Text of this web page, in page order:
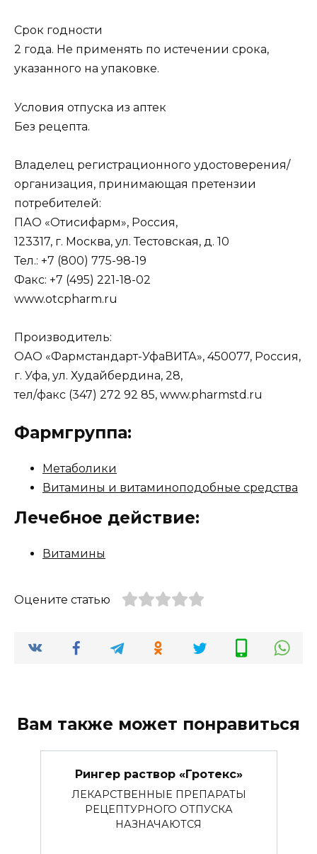
Срок годности
2 года. Не применять по истечении срока,
указанного на упаковке.
Условия отпуска из аптек
Без рецепта.
Владелец регистрационного удостоверения/
организация, принимающая претензии
потребителей:
ПАО «Отисифарм», Россия,
123317, г. Москва, ул. Тестовская, д. 10
Тел.: +7 (800) 775-98-19
Факс: +7 (495) 221-18-02
www.otcpharm.ru
Производитель:
ОАО «Фармстандарт-УфаВИТА», 450077, Россия,
г. Уфа, ул. Худайбердина, 28,
тел/факс (347) 272 92 85, www.pharmstd.ru
Фармгруппа:
Метаболики
Витамины и витаминоподобные средства
Лечебное действие:
Витамины
Оцените статью
Вам также может понравиться
Рингер раствор «Гротекс»
ЛЕКАРСТВЕННЫЕ ПРЕПАРАТЫ
РЕЦЕПТУРНОГО ОТПУСКА
НАЗНАЧАЮТСЯ